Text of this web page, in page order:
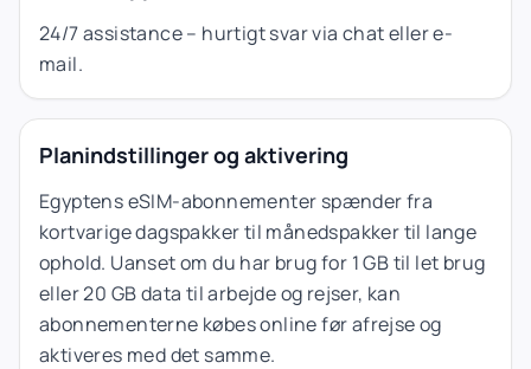
24/7 assistance – hurtigt svar via chat eller e-
mail.
Planindstillinger og aktivering
Egyptens eSIM-abonnementer spænder fra
kortvarige dagspakker til månedspakker til lange
ophold. Uanset om du har brug for 1 GB til let brug
eller 20 GB data til arbejde og rejser, kan
abonnementerne købes online før afrejse og
aktiveres med det samme.